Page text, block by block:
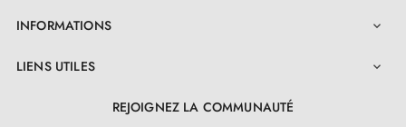
INFORMATIONS 
LIENS UTILES 
REJOIGNEZ LA COMMUNAUTÉ